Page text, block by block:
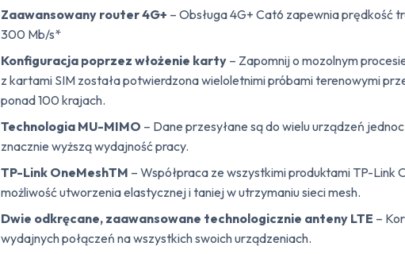
Zaawansowany router 4G+ – Obsługa 4G+ Cat6 zapewnia prędkość
300 Mb/s*
Konfiguracja poprzez włożenie karty – Zapomnij o mozolnym
z kartami SIM została potwierdzona wieloletnimi próbami terenowymi
ponad 100 krajach.
Technologia MU-MIMO – Dane przesyłane są do wielu urządzeń
znacznie wyższą wydajność pracy.
TP-Link OneMeshTM – Współpraca ze wszystkimi produktami TP-Link
możliwość utworzenia elastycznej i taniej w utrzymaniu sieci mesh.
Dwie odkręcane, zaawansowane technologicznie anteny LTE –
wydajnych połączeń na wszystkich swoich urządzeniach.